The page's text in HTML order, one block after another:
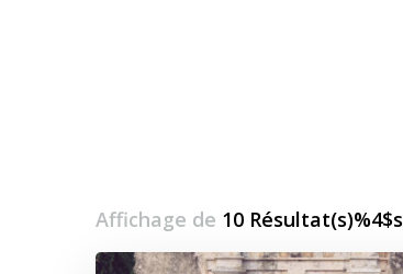
Affichage de 10 Résultat(s)%4$s